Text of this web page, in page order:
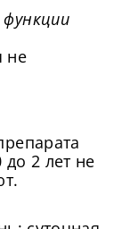
не
до 2 лет не